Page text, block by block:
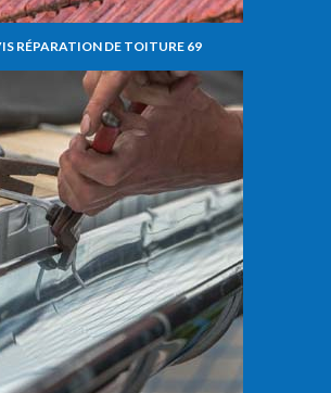
RÉPARATION DE TOITURE 69